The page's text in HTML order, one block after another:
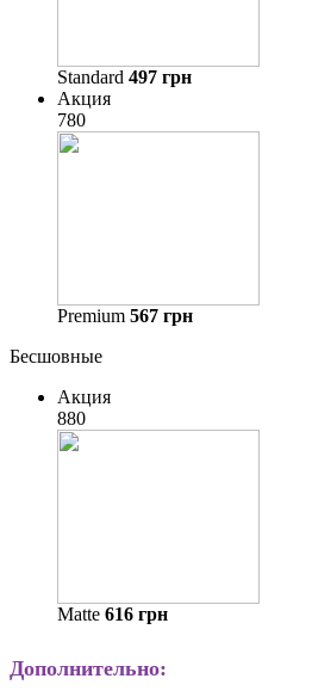
Standard 497 грн
Акция
780
Premium 567 грн
Бесшовные
Акция
880
Matte 616 грн
Дополнительно: